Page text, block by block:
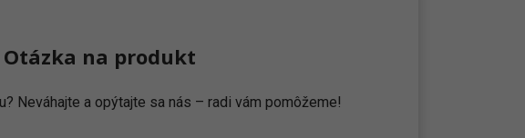
Otázka na produkt
Neváhajte a opýtajte sa nás – radi vám pomôžeme!